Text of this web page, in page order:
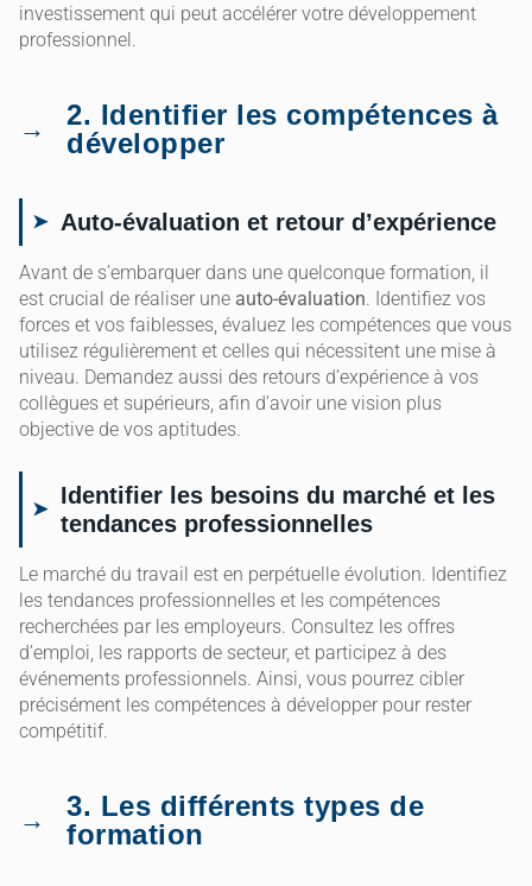
investissement qui peut accélérer votre développement
professionnel.
2. Identifier les compétences à
développer
Auto-évaluation et retour d’expérience
Avant de s’embarquer dans une quelconque formation, il
est crucial de réaliser une auto-évaluation. Identifiez vos
forces et vos faiblesses, évaluez les compétences que vous
utilisez régulièrement et celles qui nécessitent une mise à
niveau. Demandez aussi des retours d’expérience à vos
collègues et supérieurs, afin d’avoir une vision plus
objective de vos aptitudes.
Identifier les besoins du marché et les
tendances professionnelles
Le marché du travail est en perpétuelle évolution. Identifiez
les tendances professionnelles et les compétences
recherchées par les employeurs. Consultez les offres
d’emploi, les rapports de secteur, et participez à des
événements professionnels. Ainsi, vous pourrez cibler
précisément les compétences à développer pour rester
compétitif.
3. Les différents types de
formation